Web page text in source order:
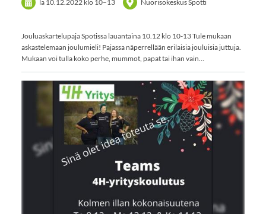
la 10.12.2022 klo 10–13 Nuorisokeskus Spotti
Jouluaskartelupaja Spotissa lauantaina 10.12 klo 10-13 Tule mukaan
askastelemaan joulumieli! Pajassa näperrellään erilaisia jouluisia juttuja.
Mukaan voi tulla koko perhe, mummot, papat tai ihan vain…